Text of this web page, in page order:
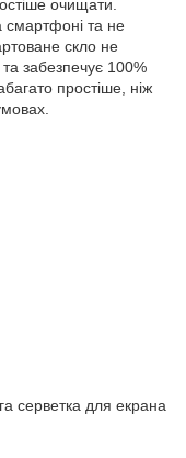
очищати.
смартфоні та не
скло не
забезпечує 100%
простіше, ніж
серветка для екрана